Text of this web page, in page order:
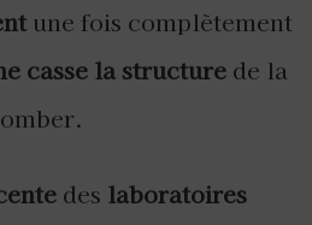
une fois complètement
casse la structure de la
des laboratoires